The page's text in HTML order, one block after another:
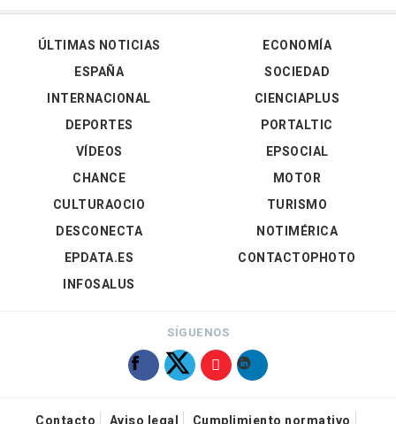
ÚLTIMAS NOTICIAS
ESPAÑA
INTERNACIONAL
DEPORTES
VÍDEOS
ECONOMÍA
SOCIEDAD
CIENCIAPLUS
PORTALTIC
EPSOCIAL
CHANCE
CULTURAOCIO
DESCONECTA
EPDATA.ES
INFOSALUS
MOTOR
TURISMO
NOTIMÉRICA
CONTACTOPHOTO
SÍGUENOS